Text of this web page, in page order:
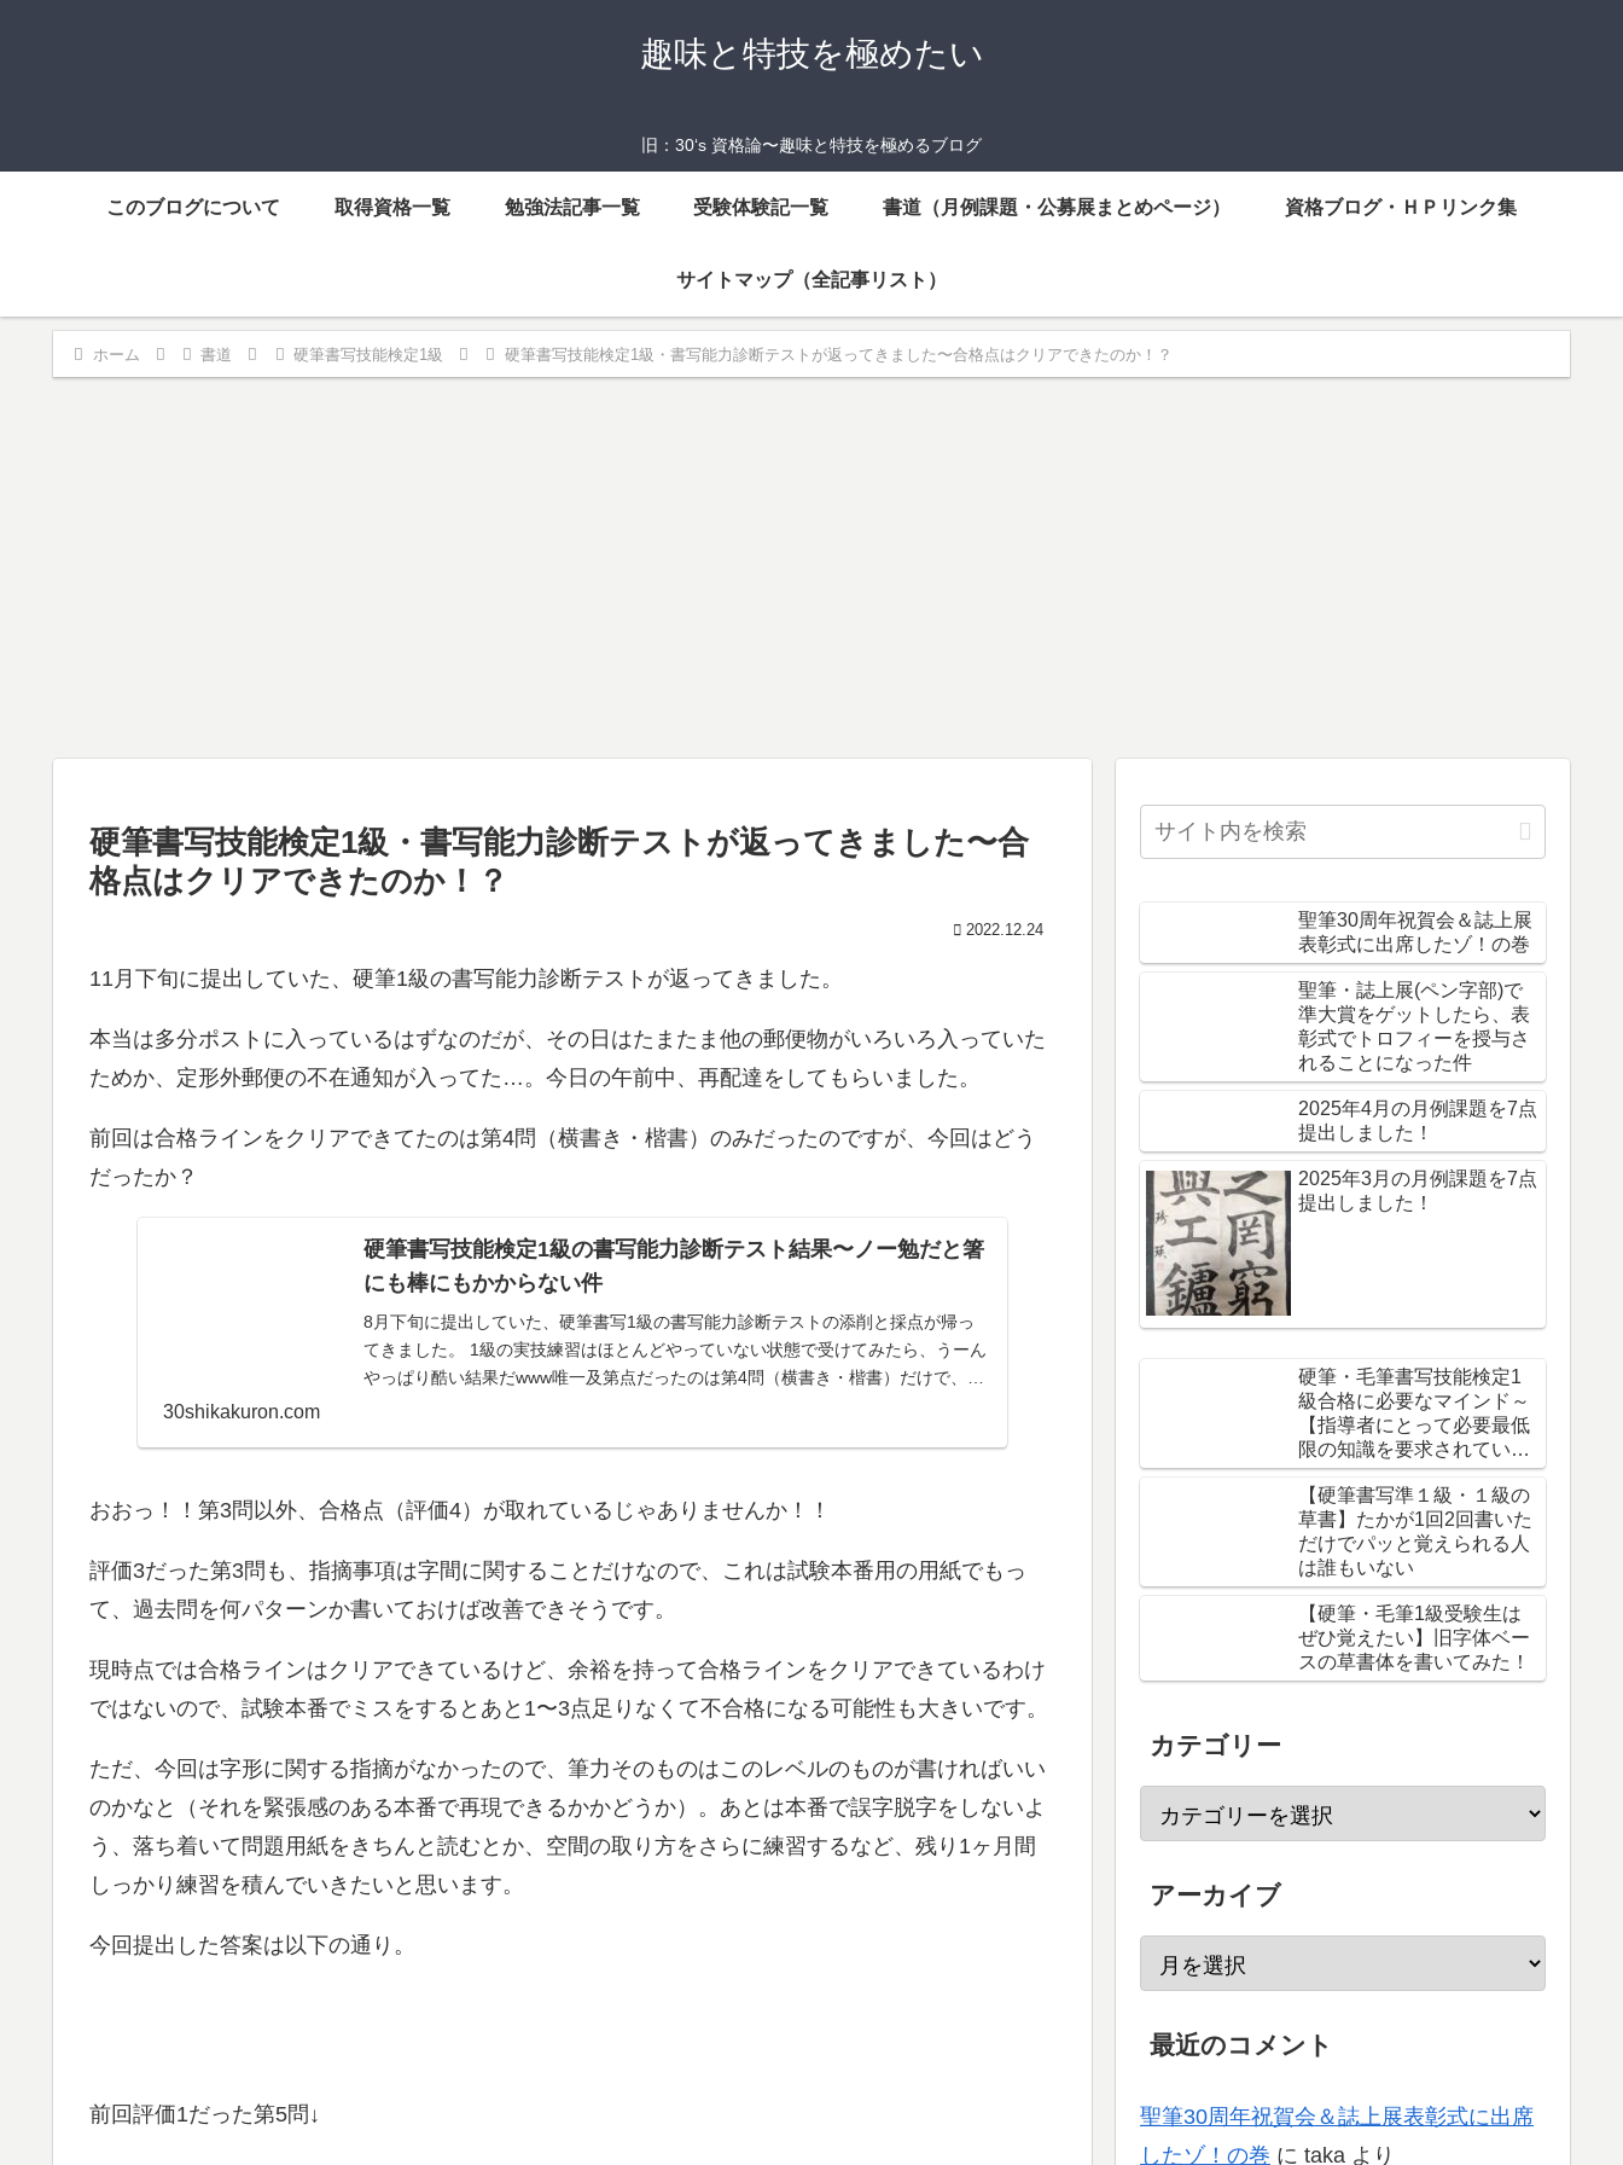
趣味と特技を極めたい
旧：30‘s 資格論〜趣味と特技を極めるブログ
このブログについて 取得資格一覧 勉強法記事一覧 受験体験記一覧 書道（月例課題・公募展まとめページ） 資格ブログ・ＨＰリンク集
サイトマップ（全記事リスト）
ホーム 書道 硬筆書写技能検定1級 硬筆書写技能検定1級・書写能力診断テストが返ってきました〜合格点はクリアできたのか！？
硬筆書写技能検定1級・書写能力診断テストが返ってきました〜合
格点はクリアできたのか！？
2022.12.24
11月下旬に提出していた、硬筆1級の書写能力診断テストが返ってきました。
本当は多分ポストに入っているはずなのだが、その日はたまたま他の郵便物がいろいろ入っていた
ためか、定形外郵便の不在通知が入ってた…。今日の午前中、再配達をしてもらいました。
前回は合格ラインをクリアできてたのは第4問（横書き・楷書）のみだったのですが、今回はどう
だったか？
硬筆書写技能検定1級の書写能力診断テスト結果〜ノー勉だと箸
にも棒にもかからない件
8月下旬に提出していた、硬筆書写1級の書写能力診断テストの添削と採点が帰っ
てきました。 1級の実技練習はほとんどやっていない状態で受けてみたら、うーん
やっぱり酷い結果だwww唯一及第点だったのは第4問（横書き・楷書）だけで、第
30shikakuron.com
おおっ！！第3問以外、合格点（評価4）が取れているじゃありませんか！！
評価3だった第3問も、指摘事項は字間に関することだけなので、これは試験本番用の用紙でもっ
て、過去問を何パターンか書いておけば改善できそうです。
現時点では合格ラインはクリアできているけど、余裕を持って合格ラインをクリアできているわけ
ではないので、試験本番でミスをするとあと1〜3点足りなくて不合格になる可能性も大きいです。
ただ、今回は字形に関する指摘がなかったので、筆力そのものはこのレベルのものが書ければいい
のかなと（それを緊張感のある本番で再現できるかかどうか）。あとは本番で誤字脱字をしないよ
う、落ち着いて問題用紙をきちんと読むとか、空間の取り方をさらに練習するなど、残り1ヶ月間
しっかり練習を積んでいきたいと思います。
今回提出した答案は以下の通り。
前回評価1だった第5問↓
聖筆30周年祝賀会＆誌上展
表彰式に出席したゾ！の巻
聖筆・誌上展(ペン字部)で
準大賞をゲットしたら、表
彰式でトロフィーを授与さ
れることになった件
2025年4月の月例課題を7点
提出しました！
2025年3月の月例課題を7点
提出しました！
硬筆・毛筆書写技能検定1
級合格に必要なマインド～
【指導者にとって必要最低
限の知識を要求されてい
る】
【硬筆書写準１級・１級の
草書】たかが1回2回書いた
だけでパッと覚えられる人
は誰もいない
【硬筆・毛筆1級受験生は
ぜひ覚えたい】旧字体ベー
スの草書体を書いてみた！
カテゴリー
アーカイブ
最近のコメント
聖筆30周年祝賀会＆誌上展表彰式に出席
したゾ！の巻 に taka より